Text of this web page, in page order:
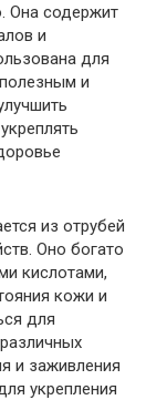
Она содержит
и
для
и
из отрубей
Оно богато
кислотами,
кожи и
для
и заживления
укрепления